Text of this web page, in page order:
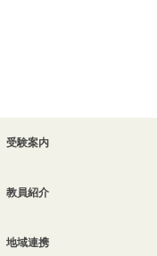
受験案内
教員紹介
地域連携